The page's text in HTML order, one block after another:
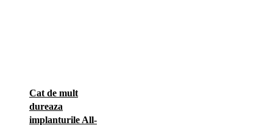
Cat de mult
dureaza
implanturile All-